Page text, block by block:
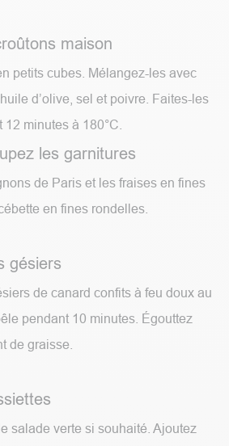
maison
petits cubes. Mélangez-les avec
d’olive, sel et poivre. Faites-les
minutes à 180°C.
les garnitures
de Paris et les fraises en fines
en fines rondelles.
gésiers
de canard confits à feu doux au
pendant 10 minutes. Égouttez
de graisse.
salade verte si souhaité. Ajoutez